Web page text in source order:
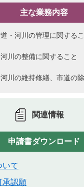
主な業務内容
・河川の管理に関する
川の整備に関すること
河川の維持修繕、市道の
関連情報
申請書ダウンロード
いて
承認願